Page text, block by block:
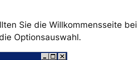
Sie die Willkommensseite bei
Optionsauswahl.